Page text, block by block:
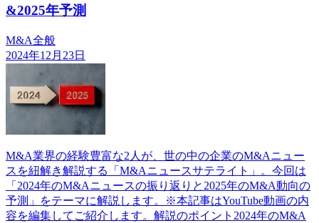
&2025年予測
M&A全般
2024年12月23日
M&A業界の経験豊富な2人が、世の中の企業のM&Aニュー
スを紐解き解説する「M&Aニュースサテライト」。今回は
「2024年のM&Aニュースの振り返りと2025年のM&A動向の
予測」をテーマに解説します。※本記事はYouTube動画の内
容を編集してご紹介します。解説のポイント2024年のM&A